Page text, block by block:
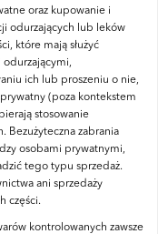
oraz kupowanie i
odurzających lub leków
które mają służyć
ich lub proszeniu o nie,
(poza kontekstem
stosowanie
Bezużyteczna zabrania
osobami prywatnymi,
tego typu sprzedaż.
ani sprzedaży
części.
kontrolowanych zawsze